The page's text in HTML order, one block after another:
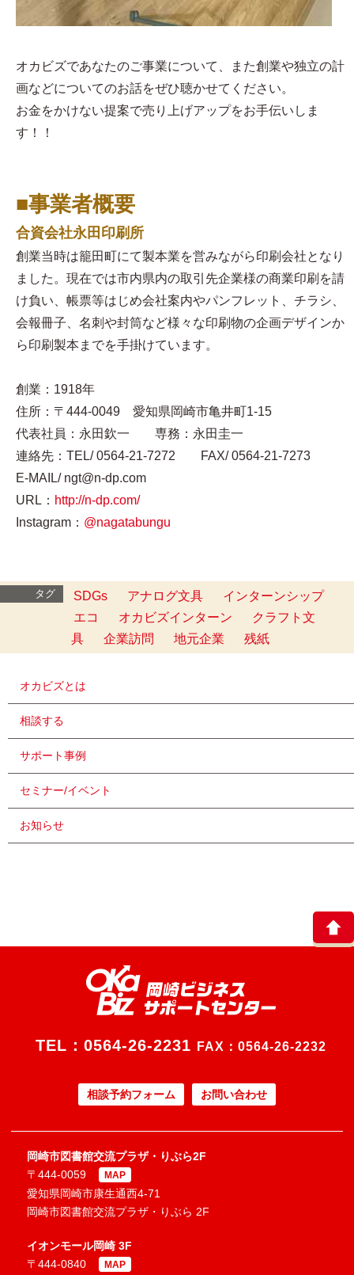
オカビズであなたのご事業について、また創業や独立の計
画などについてのお話をぜひ聴かせてください。
お金をかけない提案で売り上げアップをお手伝いしま
す！！
■事業者概要
合資会社永田印刷所
創業当時は籠田町にて製本業を営みながら印刷会社となり
ました。現在では市内県内の取引先企業様の商業印刷を請
け負い、帳票等はじめ会社案内やパンフレット、チラシ、
会報冊子、名刺や封筒など様々な印刷物の企画デザインか
ら印刷製本までを手掛けています。
創業：1918年
住所：〒444-0049 愛知県岡崎市亀井町1-15
代表社員：永田欽一 専務：永田圭一
連絡先：TEL/ 0564-21-7272 FAX/ 0564-21-7273
E-MAIL/ ngt@n-dp.com
URL： http://n-dp.com/
Instagram： @nagatabungu
タグ SDGs アナログ文具
インターンシップ
エコ
オカビズインターン
クラフト文
具
企業訪問 地元企業 残紙
オカビズとは
相談する
サポート事例
セミナー/イベント
お知らせ
TEL： 0564-26-2231 FAX：0564-26-2232
相談予約フォーム お問い合わせ
岡崎市図書館交流プラザ・りぶら2F
〒444-0059
MAP
愛知県岡崎市康生通西4-71
岡崎市図書館交流プラザ・りぶら 2F
イオンモール岡崎 3F
〒444-0840
MAP